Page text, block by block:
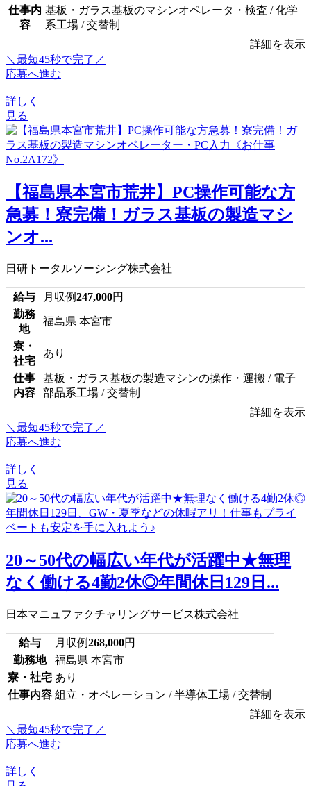
仕事内
容
基板・ガラス基板のマシンオペレータ・検査 / 化学
系工場 / 交替制
詳細を表示
＼最短45秒で完了／
応募へ進む
詳しく
見る
【福島県本宮市荒井】PC操作可能な方
急募！寮完備！ガラス基板の製造マシ
ンオ...
日研トータルソーシング株式会社
給与 月収例247,000円
勤務
地
福島県 本宮市
寮・
社宅
あり
仕事
内容
基板・ガラス基板の製造マシンの操作・運搬 / 電子
部品系工場 / 交替制
詳細を表示
＼最短45秒で完了／
応募へ進む
詳しく
見る
20～50代の幅広い年代が活躍中★無理
なく働ける4勤2休◎年間休日129日...
日本マニュファクチャリングサービス株式会社
給与 月収例268,000円
勤務地
福島県 本宮市
寮・社宅 あり
仕事内容 組立・オペレーション / 半導体工場 / 交替制
詳細を表示
＼最短45秒で完了／
応募へ進む
詳しく